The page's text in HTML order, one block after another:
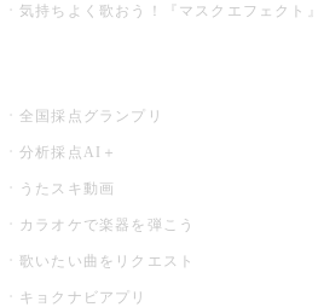
気持ちよく歌おう！『マスクエフェクト』
全国採点グランプリ
分析採点AI＋
うたスキ動画
カラオケで楽器を弾こう
歌いたい曲をリクエスト
キョクナビアプリ